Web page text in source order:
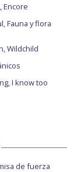
Encore
Fauna y flora
Wildchild
I know too
de fuerza